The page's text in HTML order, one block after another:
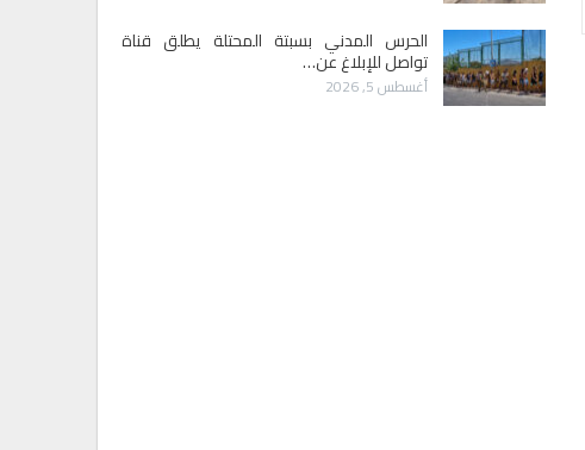
الحرس المدني بسبتة المحتلة يطلق قناة
تواصل للإبلاغ عن…
أغسطس 5, 2026